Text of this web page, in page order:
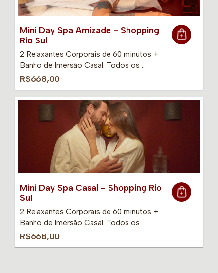
Mini Day Spa Amizade - Shopping
Rio Sul
2 Relaxantes Corporais de 60 minutos +
Banho de Imersão Casal. Todos os …
R$668,00
Mini Day Spa Casal - Shopping Rio
Sul
2 Relaxantes Corporais de 60 minutos +
Banho de Imersão Casal. Todos os …
R$668,00